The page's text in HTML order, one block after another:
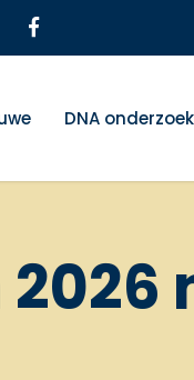
DNA onderzoek